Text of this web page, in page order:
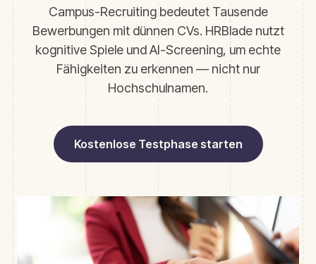
Campus-Recruiting bedeutet Tausende
Bewerbungen mit dünnen CVs. HRBlade nutzt
kognitive Spiele und AI-Screening, um echte
Fähigkeiten zu erkennen — nicht nur
Hochschulnamen.
Kostenlose Testphase starten